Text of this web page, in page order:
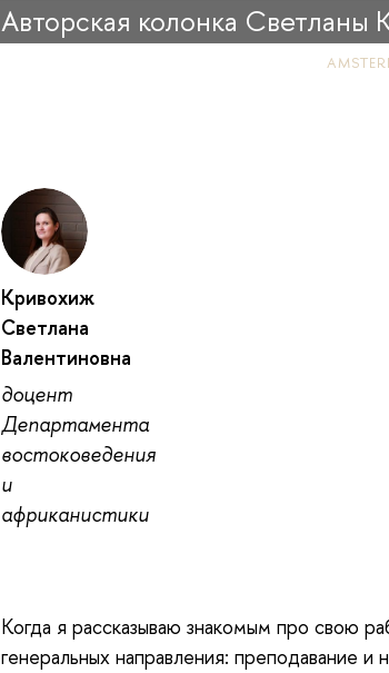
Авторская колонка Светланы
Кривохиж
Светлана
Валентиновна
доцент
Департамента
востоковедения
и
африканистики
Когда я рассказываю знакомым про свою
генеральных направления: преподавание и